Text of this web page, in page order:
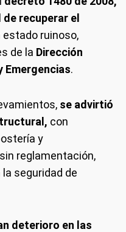
de recuperar el
ruinoso,
de la Dirección
Emergencias.
se advirtió
con
y
reglamentación,
seguridad de
deterioro en las